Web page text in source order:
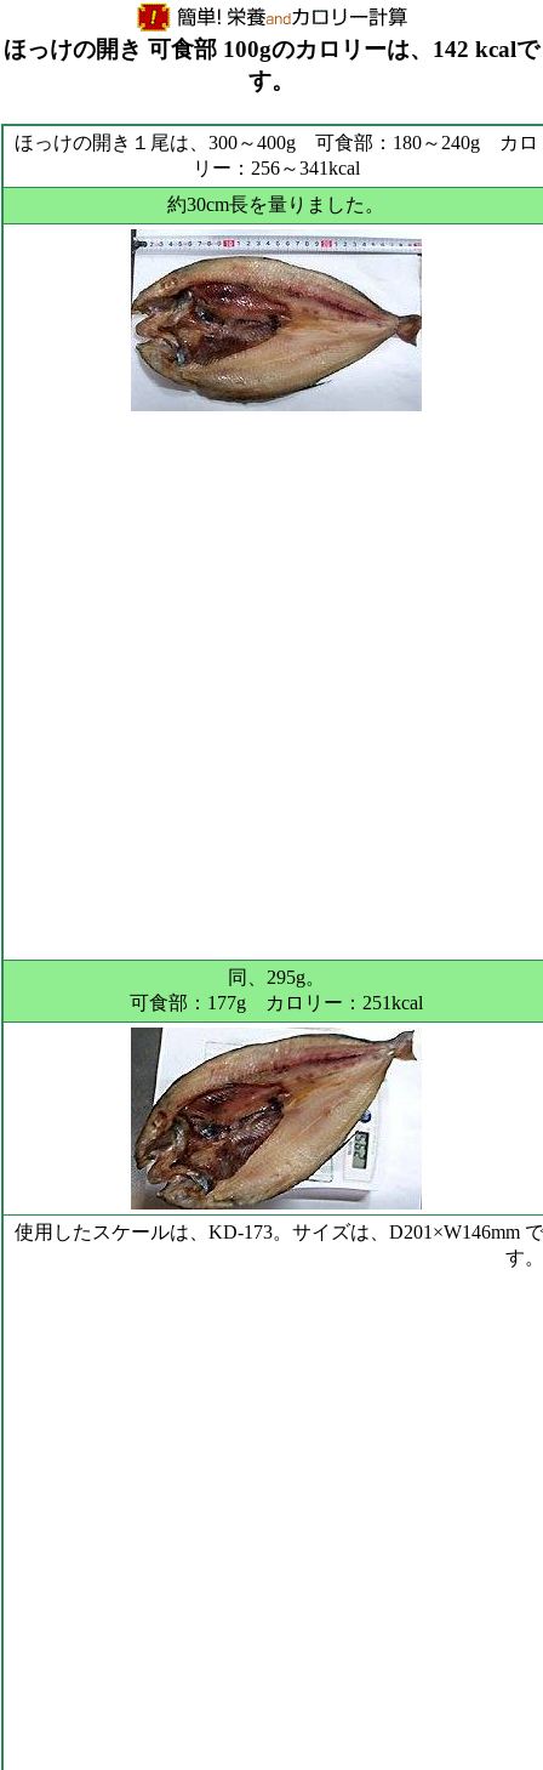
ほっけの開き 可食部 100gのカロリーは、142 kcalで
す。
ほっけの開き１尾は、300～400g 可食部：180～240g カロ
リー：256～341kcal
約30cm長を量りました。
同、295g。
可食部：177g カロリー：251kcal
使用したスケールは、KD-173。サイズは、D201×W146mm で
す。